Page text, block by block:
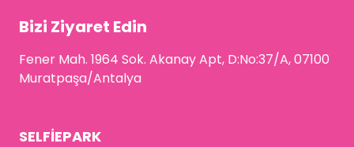
Bizi Ziyaret Edin
Fener Mah. 1964 Sok. Akanay Apt, D:No:37/A, 07100
Muratpaşa/Antalya
SELFİEPARK